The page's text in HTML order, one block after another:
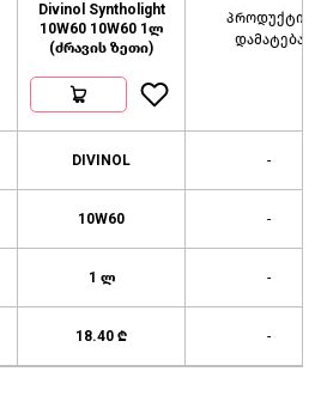
Divinol Syntholight
10W60 10W60 1ლ
(ძრავის ზეთი)
პროდუქტის
დამატება
DIVINOL -
10W60 -
1 ლ -
18.40 ₾ -